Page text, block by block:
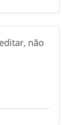
não